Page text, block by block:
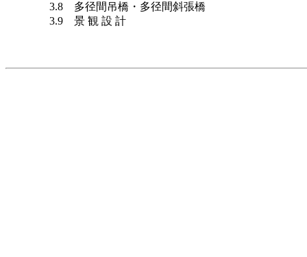
3.8 多径間吊橋・多径間斜張橋
3.9 景 観 設 計